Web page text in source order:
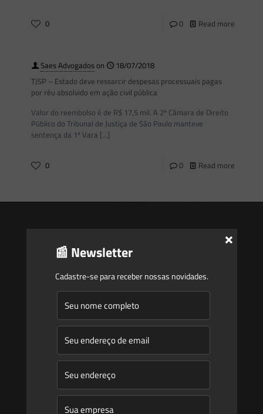
0 0 Read more
Saes Advogadoson
18/07/2018
TJSP – Estado deve ressarcir despesas processuais pagas
por réu absolvido em ação civil pública
Valor do reembolso é de R$ 17,5 mil. A 2ª Câmara de Direito
Público do Tribunal de Justiça de São Paulo manteve
sentença da 1ª Vara […]
0 0 Read more
Início
Atuação
Equipe
Newsletter
Publicações
📰 Newsletter
Cadastre-se para receber nossas novidades.
×